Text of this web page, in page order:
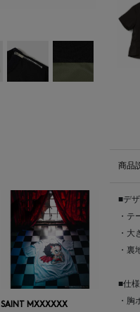
SAINT MXXXXXX
商品
■デ
・テ
・大
・裏
■仕様
・胸